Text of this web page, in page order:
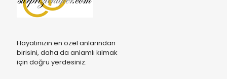
Hayatınızın en özel anlarından
birisini, daha da anlamlı kılmak
için doğru yerdesiniz.